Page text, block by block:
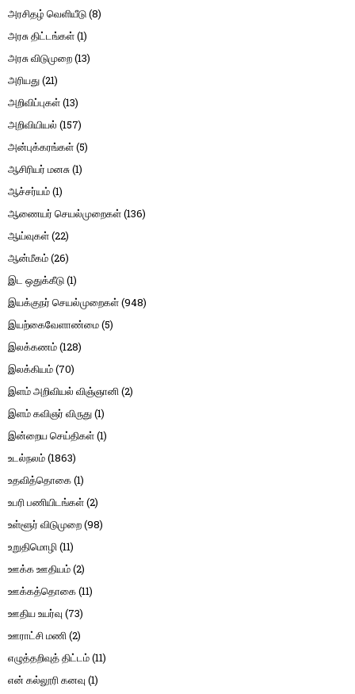
அரசிதழ் வெளியீடு(8)
அரசு திட்டங்கள்(1)
அரசு விடுமுறை(13)
அரியது(21)
அறிவிப்புகள்(13)
அறிவியியல் (157)
அன்புக்கரங்கள்(5)
ஆசிரியர் மனசு(1)
ஆச்சர்யம்(1)
ஆணையர் செயல்முறைகள்(136)
ஆய்வுகள்(22)
ஆன்மீகம்(26)
இட ஒதுக்கீடு(1)
இயக்குநர் செயல்முறைகள்(948)
இயற்கைவேளாண்மை(5)
இலக்கணம்(128)
இலக்கியம்(70)
இளம் அறிவியல் விஞ்ஞானி(2)
இளம் கவிஞர் விருது(1)
இன்றைய செய்திகள்(1)
உடல்நலம்(1863)
உதவித்தொகை(1)
உபரி பணியிடங்கள்(2)
உள்ளூர் விடுமுறை(98)
உறுதிமொழி(11)
ஊக்க ஊதியம்(2)
ஊக்கத்தொகை(11)
ஊதிய உயர்வு (73)
ஊராட்சி மணி(2)
எழுத்தறிவுத் திட்டம்(11)
என் கல்லூரி கனவு (1)